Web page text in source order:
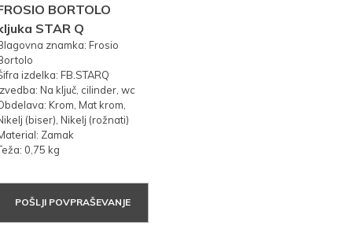
BORTOLO
STAR Q
znamka: Frosio
izdelka: FB.STARQ
Na ključ, cilinder, wc
Krom, Mat krom,
(biser), Nikelj (rožnati)
Zamak
0,75 kg
POŠLJI POVPRAŠEVANJE